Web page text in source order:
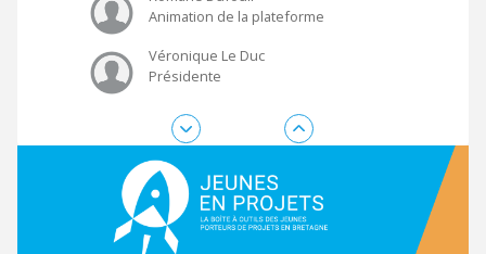
Animation de la plateforme
Véronique Le Duc
Présidente
Olivier Préault
Directeur
Christelle Glo
Soutien à l'animation
Tiphaine Fromaget